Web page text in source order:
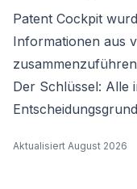
Patent Cockpit
Informationen aus
Der Schlüssel: Alle
Aktualisiert August 2026